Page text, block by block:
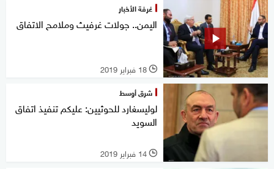
غرفة الأخبار
اليمن.. جولات غرفيث وملامح الاتفاق
l 18 فبراير 2019
شرق أوسط
لوليسغارد للحوثيين: عليكم تنفيذ اتفاق
السويد
l 14 فبراير 2019